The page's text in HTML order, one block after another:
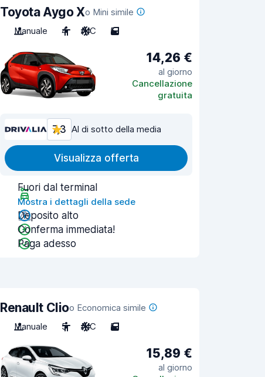
Toyota Aygo Xo Mini simile
Manuale
4 A/C 5
14,26 €
al giorno
Cancellazione
gratuita
7,3 Al di sotto della media
Visualizza offerta
Fuori dal terminal
Mostra i dettagli della sede
Deposito alto
Conferma immediata!
Paga adesso
Renault Clioo Economica simile
Manuale
5 A/C 5
15,89 €
al giorno